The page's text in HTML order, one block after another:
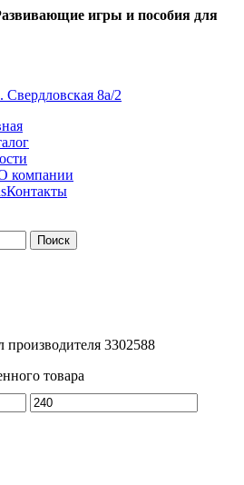
игры и пособия для
Свердловская 8а/2
компании
Контакты
Поиск
производителя 3302588
товара
Максимальная
цена